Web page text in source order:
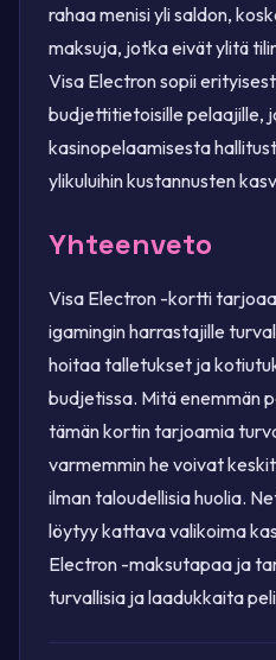
rahaa menisi yli saldon,
maksuja, jotka eivät ylitä
Visa Electron sopii
budjettitietoisille pelaajille,
kasinopelaamisesta
ylikuluihin kustannusten
Yhteenveto
Visa Electron -kortti
igamingin harrastajille
hoitaa talletukset ja
budjetissa. Mitä enemmän
tämän kortin tarjoamia
varmemmin he voivat
ilman taloudellisia huolia.
löytyy kattava valikoima
Electron -maksutapaa ja
turvallisia ja laadukkaita